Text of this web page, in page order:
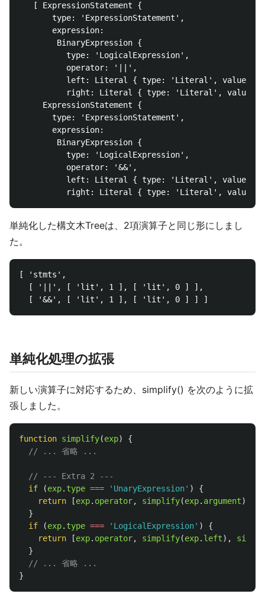
   [ ExpressionStatement {
       type: 'ExpressionStatement',
       expression:
        BinaryExpression {
          type: 'LogicalExpression',
          operator: '||',
left: Literal { type: 'Literal', value:
right: Literal { type: 'Literal', value:
     ExpressionStatement {
       type: 'ExpressionStatement',
       expression:
        BinaryExpression {
          type: 'LogicalExpression',
          operator: '&&',
left: Literal { type: 'Literal', value:
単純化した構文木Treeは、2項演算子と同じ形にしまし
た。
[ 'stmts',
  [ '||', [ 'lit', 1 ], [ 'lit', 0 ] ],
単純化処理の拡張
新しい演算子に対応するため、simplify() を次のように拡
張しました。
function simplify(exp)
{
// ... 省略 ...
// --- Extra 2 ---
if
(exp. type === ' UnaryExpression' )
{
return
[exp. operator, simplify(exp. argument)];
}
if
(exp. type === ' LogicalExpression' )
{
return
[exp. operator, simplify(exp. left),
}
// ... 省略 ...
}